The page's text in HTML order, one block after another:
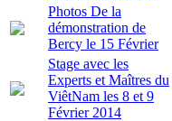
Photos De la
démonstration de
Bercy le 15 Février
Stage avec les
Experts et Maîtres du
ViêtNam les 8 et 9
Février 2014